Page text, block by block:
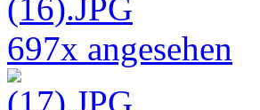
697x angesehen